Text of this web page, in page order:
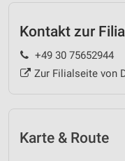
Kontakt zur
+49 30 75652944
Zur Filialseite von
Karte & Route